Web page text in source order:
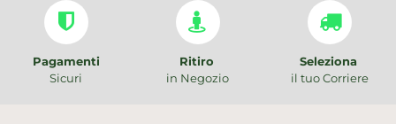
Pagamenti
Sicuri
Ritiro
in Negozio
Seleziona
il tuo Corriere